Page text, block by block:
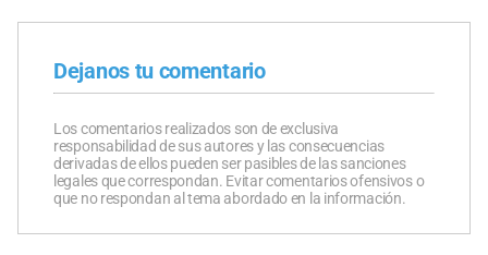
Dejanos tu comentario
Los comentarios realizados son de exclusiva
responsabilidad de sus autores y las consecuencias
derivadas de ellos pueden ser pasibles de las sanciones
legales que correspondan. Evitar comentarios ofensivos o
que no respondan al tema abordado en la información.